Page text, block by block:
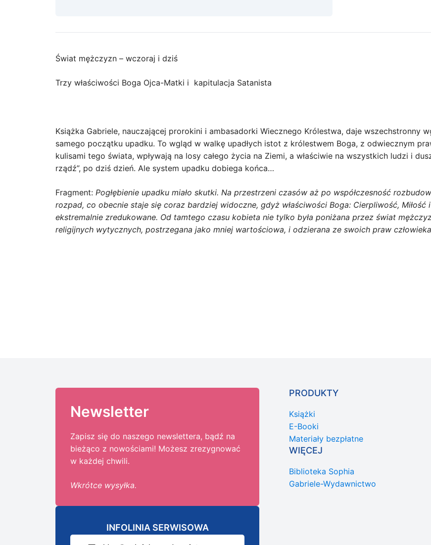
Świat mężczyzn – wczoraj i dziś
Trzy właściwości Boga Ojca-Matki i kapitulacja Satanista
Książka Gabriele, nauczającej prorokini i ambasadorki Wiecznego Królestwa, daje wszechstronny
samego początku upadku. To wgląd w walkę upadłych istot z królestwem Boga, z odwiecznym
kulisami tego świata, wpływają na losy całego życia na Ziemi, a właściwie na wszystkich ludzi i
rządź”, po dziś dzień. Ale system upadku dobiega końca…
Fragment: Pogłębienie upadku miało skutki. Na przestrzeni czasów aż po współczesność
rozpad, co obecnie staje się coraz bardziej widoczne, gdyż właściwości Boga: Cierpliwość, Miłość
ekstremalnie zredukowane. Od tamtego czasu kobieta nie tylko była poniżana przez świat
religijnych wytycznych, postrzegana jako mniej wartościowa, i odzierana ze swoich praw
Newsletter
Zapisz się do naszego newslettera, bądź na
bieżąco z nowościami! Możesz zrezygnować
w każdej chwili.
Wkrótce wysyłka.
INFOLINIA SERWISOWA
PRODUKTY
Książki
E-Booki
Materiały bezpłatne
WIĘCEJ
Biblioteka Sophia
Gabriele-Wydawnictwo